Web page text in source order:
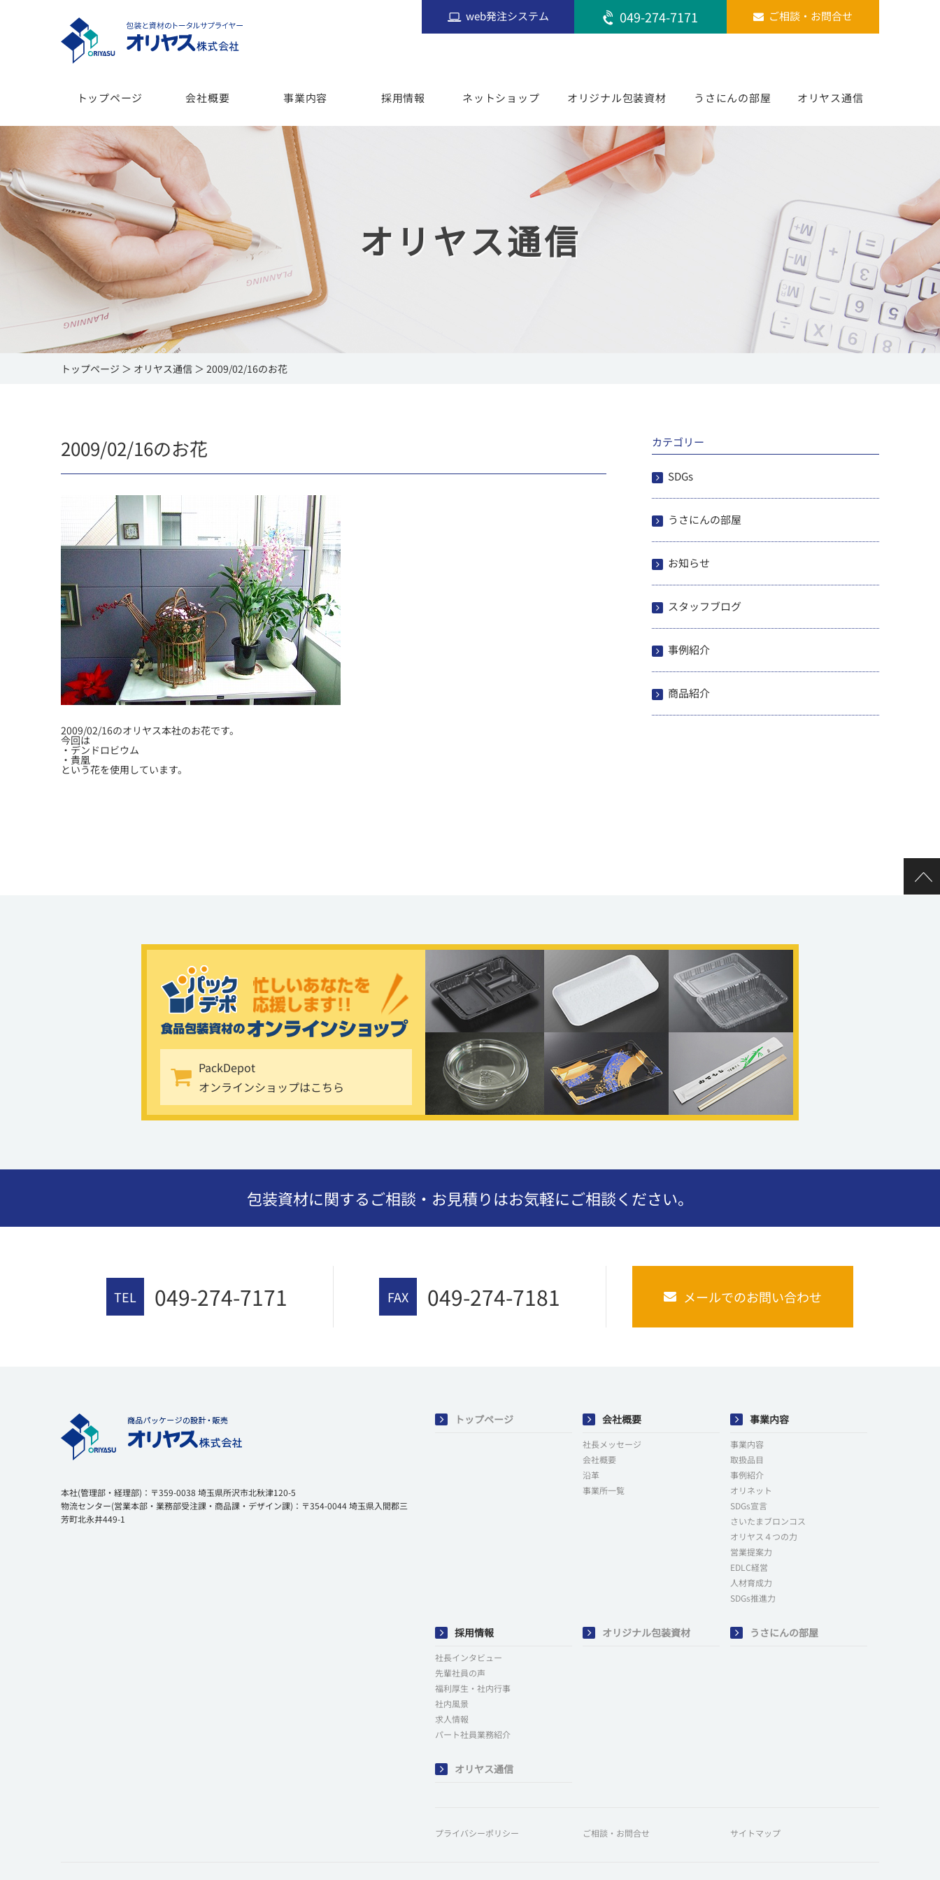
web発注システム 049-274-7171 ご相談・お問合せ
トップページ 会社概要 事業内容 採用情報 ネットショップ オリジナル包装資材 うさにんの部屋 オリヤス通信
オリヤス通信
トップページ オリヤス通信 2009/02/16のお花
2009/02/16のお花
2009/02/16のオリヤス本社のお花です。
今回は
・デンドロビウム
・貴凰
という花を使用しています。
カテゴリー
SDGs
うさにんの部屋
お知らせ
スタッフブログ
事例紹介
商品紹介
PackDepot
オンラインショップはこちら
包装資材に関するご相談・お見積りはお気軽にご相談ください。
TEL 049-274-7171 FAX 049-274-7181 メールでのお問い合わせ
本社(管理部・経理部)：〒359-0038 埼玉県所沢市北秋津120-5
物流センター(営業本部・業務部受注課・商品課・デザイン課)：〒354-0044 埼玉県入間郡三
芳町北永井449-1
トップページ 会社概要
社長メッセージ
会社概要
沿革
事業所一覧
事業内容
事業内容
取扱品目
事例紹介
オリネット
SDGs宣言
さいたまブロンコス
オリヤス４つの力
営業提案力
EDLC経営
人材育成力
SDGs推進力
採用情報
社長インタビュー
先輩社員の声
福利厚生・社内行事
社内風景
求人情報
パート社員業務紹介
オリジナル包装資材 うさにんの部屋
オリヤス通信
プライバシーポリシー ご相談・お問合せ サイトマップ